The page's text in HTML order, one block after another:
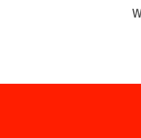
stärker und passt sich